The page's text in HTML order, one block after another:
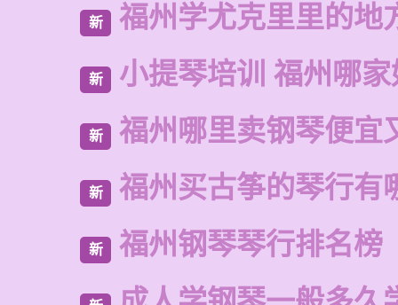
新 福州学尤克里里的地
新 小提琴培训 福州哪
新 福州哪里卖钢琴便宜
新 福州买古筝的琴行有
新 福州钢琴琴行排名榜